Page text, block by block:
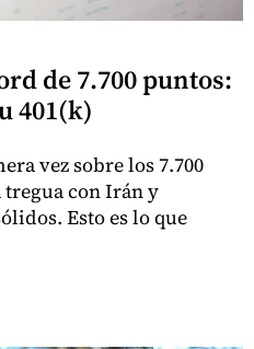
de 7.700 puntos:
401(k)
vez sobre los 7.700
con Irán y
Esto es lo que